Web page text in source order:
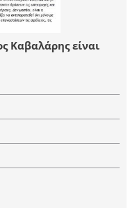
Καβαλάρης είναι